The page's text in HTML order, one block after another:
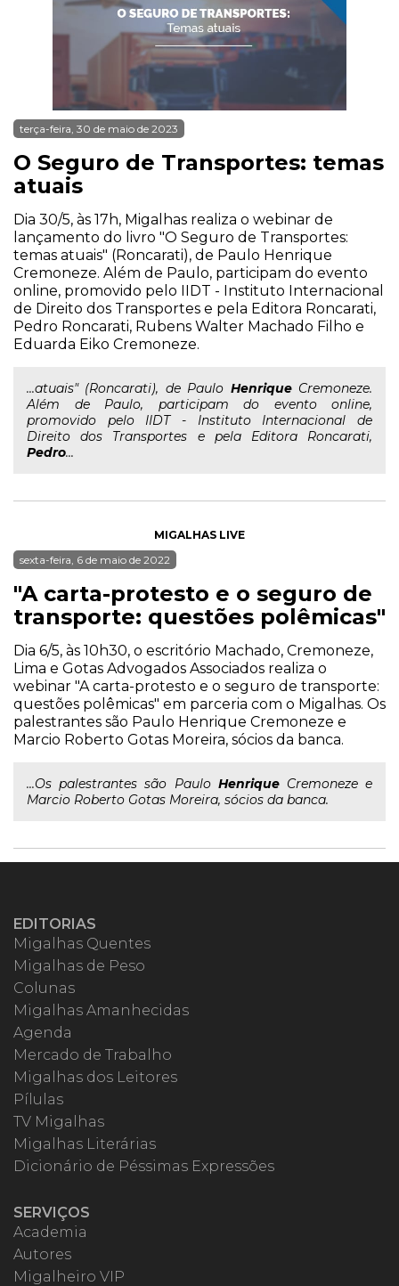
terça-feira, 30 de maio de 2023
O Seguro de Transportes: temas
atuais
Dia 30/5, às 17h, Migalhas realiza o webinar de
lançamento do livro "O Seguro de Transportes:
temas atuais" (Roncarati), de Paulo Henrique
Cremoneze. Além de Paulo, participam do evento
online, promovido pelo IIDT - Instituto Internacional
de Direito dos Transportes e pela Editora Roncarati,
Pedro Roncarati, Rubens Walter Machado Filho e
Eduarda Eiko Cremoneze.
...atuais" (Roncarati), de Paulo HenriqueCremoneze.
Além de Paulo, participam do evento online,
promovido pelo IIDT - Instituto Internacional de
Direito dos Transportes e pela Editora Roncarati,
Pedro...
MIGALHAS LIVE
sexta-feira, 6 de maio de 2022
"A carta-protesto e o seguro de
transporte: questões polêmicas"
Dia 6/5, às 10h30, o escritório Machado, Cremoneze,
Lima e Gotas Advogados Associados realiza o
webinar "A carta-protesto e o seguro de transporte:
questões polêmicas" em parceria com o Migalhas. Os
palestrantes são Paulo Henrique Cremoneze e
Marcio Roberto Gotas Moreira, sócios da banca.
...Os palestrantes são Paulo HenriqueCremoneze e
Marcio Roberto Gotas Moreira, sócios da banca.
EDITORIAS
Migalhas Quentes
Migalhas de Peso
Colunas
Migalhas Amanhecidas
Agenda
Mercado de Trabalho
Migalhas dos Leitores
Pílulas
TV Migalhas
Migalhas Literárias
Dicionário de Péssimas Expressões
SERVIÇOS
Academia
Autores
Migalheiro VIP